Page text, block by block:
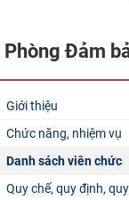
Phòng Đảm
Giới thiệu
Chức năng, nhiệm vụ
Danh sách viên chức
Quy chế, quy định,